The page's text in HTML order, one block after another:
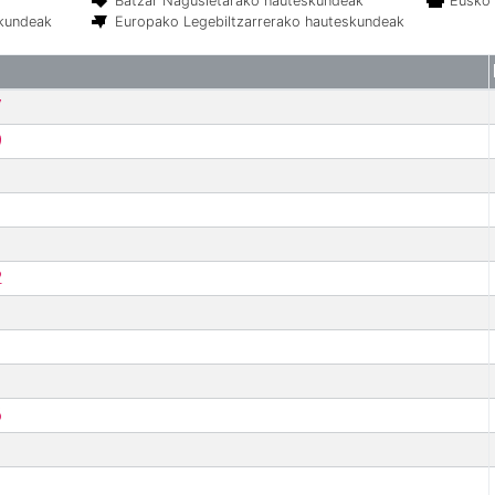
Europako Legebiltzarrerako hauteskundeak